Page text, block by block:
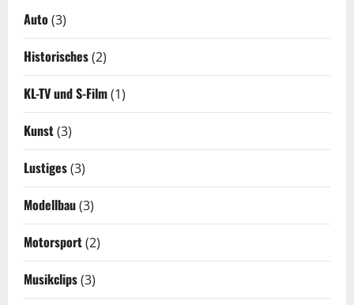
Auto(3)
Historisches(2)
KL-TV und S-Film(1)
Kunst(3)
Lustiges(3)
Modellbau(3)
Motorsport(2)
Musikclips(3)